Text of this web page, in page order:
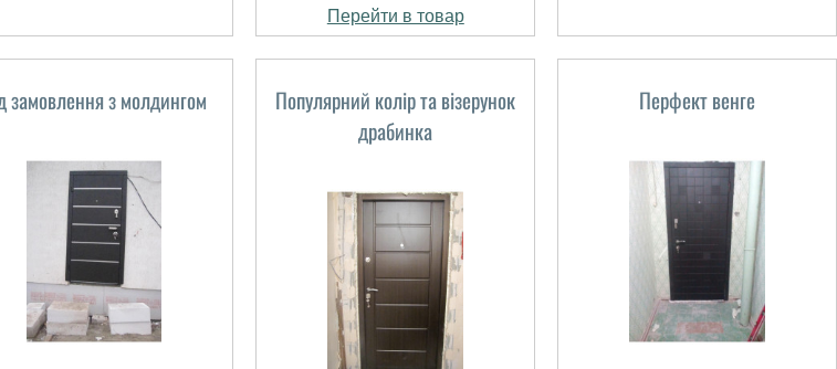
Перейти в товар
замовлення з молдингом
Популярний колір та візерунок
драбинка
Перфект венге